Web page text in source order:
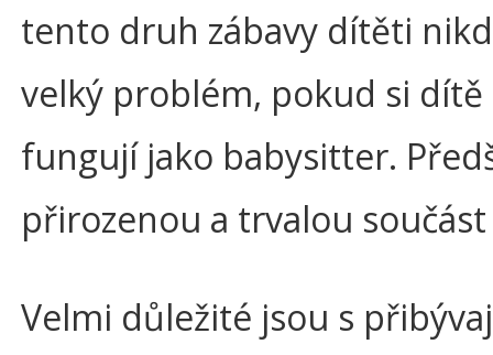
tento druh zábavy dítěti
velký problém, pokud si
fungují jako babysitter.
přirozenou a trvalou
Velmi důležité jsou s